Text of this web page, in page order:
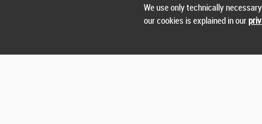
We use only technically
our cookies is explained in our